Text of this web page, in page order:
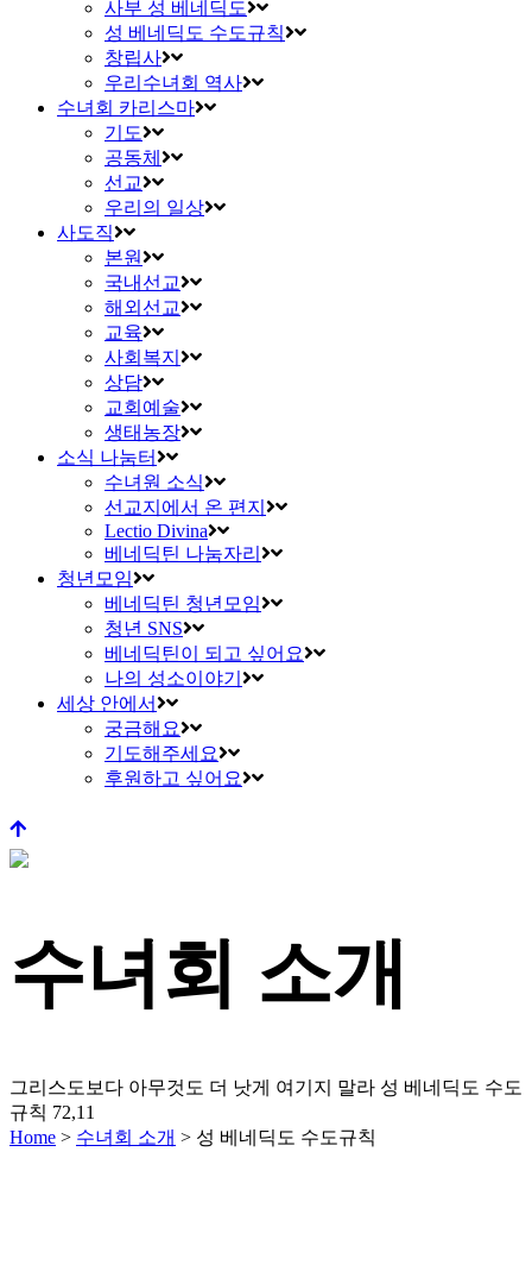
사부 성 베네딕도
성 베네딕도 수도규칙
창립사
우리수녀회 역사
수녀회 카리스마
기도
공동체
선교
우리의 일상
사도직
본원
국내선교
해외선교
교육
사회복지
상담
교회예술
생태농장
소식 나눔터
수녀원 소식
선교지에서 온 편지
Lectio Divina
베네딕틴 나눔자리
청년모임
베네딕틴 청년모임
청년 SNS
베네딕틴이 되고 싶어요
나의 성소이야기
세상 안에서
궁금해요
기도해주세요
후원하고 싶어요
수녀회 소개
그리스도보다 아무것도 더 낫게 여기지 말라 성 베네딕도 수도
규칙 72,11
Home > 수녀회 소개 > 성 베네딕도 수도규칙